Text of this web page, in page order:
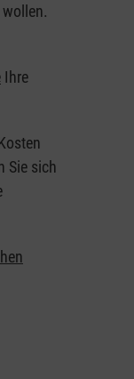
Ihre
Sie sich